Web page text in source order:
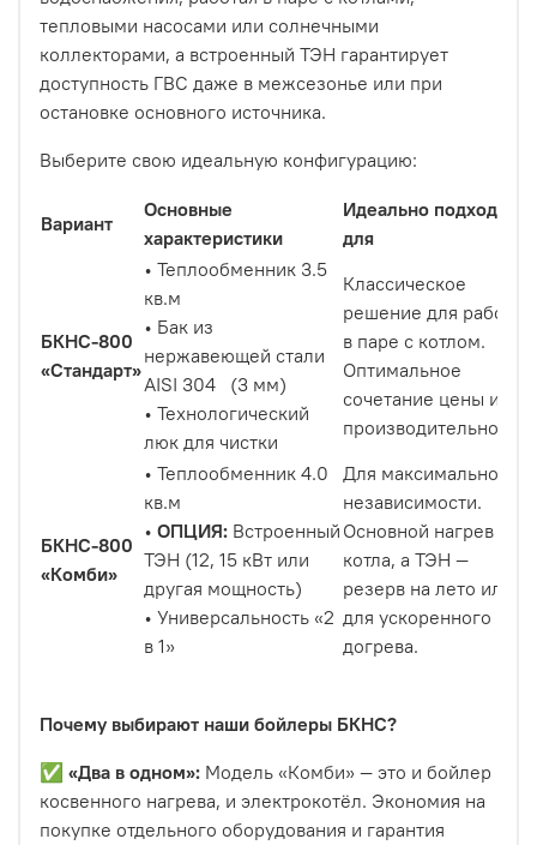
тепловыми насосами или солнечными
коллекторами, а встроенный ТЭН гарантирует
доступность ГВС даже в межсезонье или при
остановке основного источника.
Выберите свою идеальную конфигурацию:
Вариант
Основные
характеристики
Идеально подходит
для
БКНС-800
«Стандарт»
• Теплообменник 3.5
кв.м
• Бак из
нержавеющей стали
AISI 304 (3 мм)
• Технологический
люк для чистки
Классическое
решение для работы
в паре с котлом.
Оптимальное
сочетание цены и
производительности.
БКНС-800
«Комби»
• Теплообменник 4.0
кв.м
• ОПЦИЯ: Встроенный
ТЭН (12, 15 кВт или
другая мощность)
• Универсальность «2
в 1»
Для максимальной
независимости.
Основной нагрев от
котла, а ТЭН —
резерв на лето или
для ускоренного
догрева.
Почему выбирают наши бойлеры БКНС?
✅ «Два в одном»: Модель «Комби» — это и бойлер
косвенного нагрева, и электрокотёл. Экономия на
покупке отдельного оборудования и гарантия